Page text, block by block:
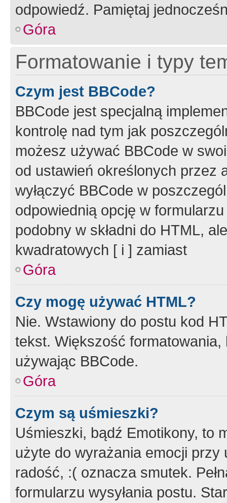
odpowiedź. Pamiętaj
Góra
Formatowanie i typy
Czym jest BBCode?
BBCode jest specjalną
kontrolę nad tym jak
możesz używać BBCode w
od ustawień określonych przez
wyłączyć BBCode w
odpowiednią opcję w
podobny w składni do HTML,
kwadratowych [ i ] zamiast
Góra
Czy mogę używać HTML?
Nie. Wstawiony do postu kod
tekst. Większość
używając BBCode.
Góra
Czym są uśmieszki?
Uśmieszki, bądź Emotikony, to
użyte do wyrażania emocji
radość, :( oznacza smutek.
formularzu wysyłania postu.